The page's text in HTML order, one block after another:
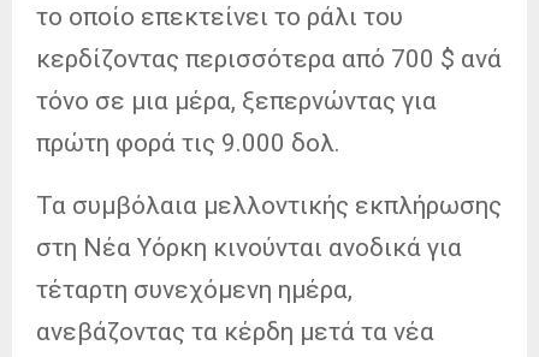
το οποίο επεκτείνει το ράλι του
κερδίζοντας περισσότερα από 700 $ ανά
τόνο σε μια μέρα, ξεπερνώντας για
πρώτη φορά τις 9.000 δολ.
Τα συμβόλαια μελλοντικής εκπλήρωσης
στη Νέα Υόρκη κινούνται ανοδικά για
τέταρτη συνεχόμενη ημέρα,
ανεβάζοντας τα κέρδη μετά τα νέα